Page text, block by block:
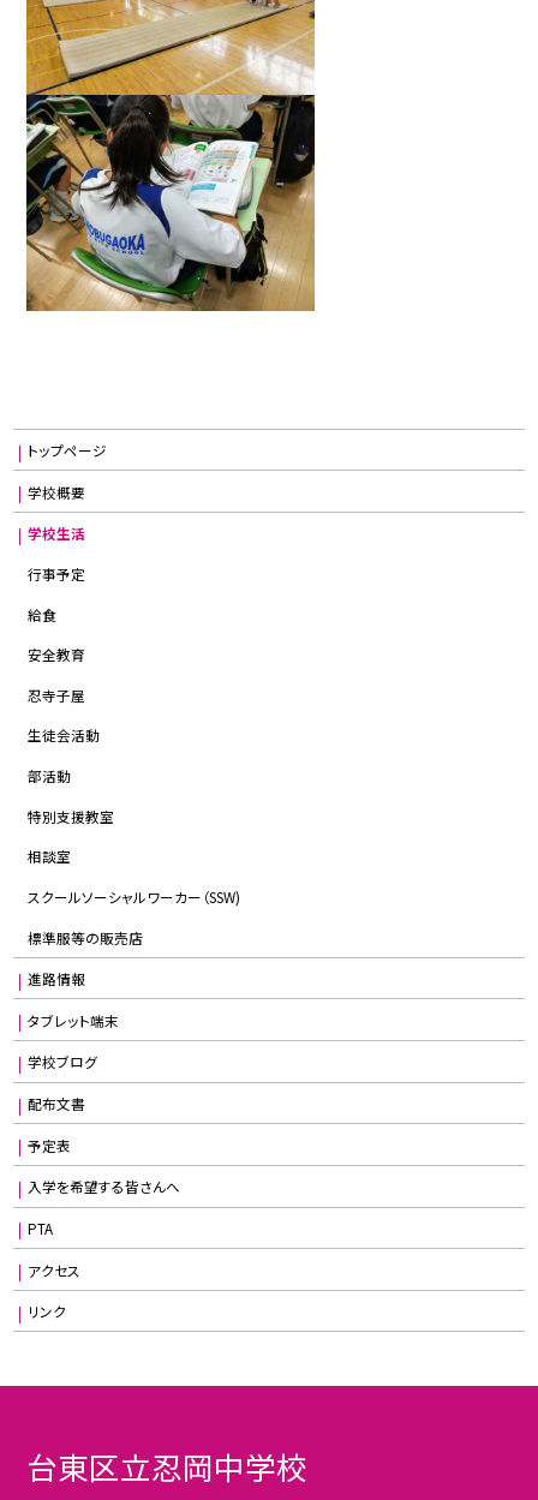
トップページ
学校概要
学校生活
行事予定
給食
安全教育
忍寺子屋
生徒会活動
部活動
特別支援教室
相談室
スクールソーシャルワーカー（SSW)
標準服等の販売店
進路情報
タブレット端末
学校ブログ
配布文書
予定表
入学を希望する皆さんへ
PTA
アクセス
リンク
台東区立忍岡中学校